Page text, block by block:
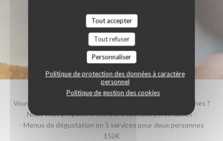
Tout accepter
Tout refuser
Personnaliser
Politique de protection des données à caractère
personnel
Politique de gestion des cookies
Un anniversaire, un mariage ou un évènement festif ?
Vous souhaitez offrir un moment hors du temps à vos proches ?
Nous vous proposons des bons cadeaux personalisés :
- Menus de dégustation en 5 services pour deux personnes
152€